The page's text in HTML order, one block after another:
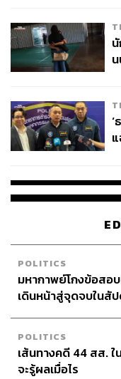
‘
POLITICS
มหากาพย์โกงข้อสอ
เดินหน้าสู่จุดจบในสั
POLITICS
เส้นทางคดี 44 สส.
จะรู้ผลเมื่อไร